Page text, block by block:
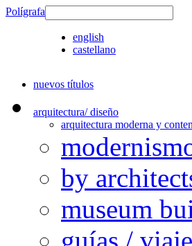
Polígrafa
english
castellano
nuevos títulos
arquitectura/ diseño
arquitectura moderna y
by
museum